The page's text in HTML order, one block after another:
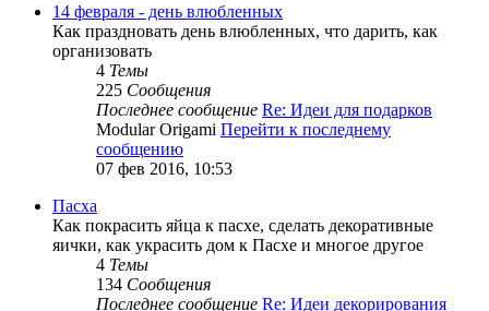
14 февраля - день влюбленных
Как праздновать день влюбленных, что дарить, как
организовать
4 Темы
225 Сообщения
Последнее сообщение Re: Идеи для подарков
Modular Origami Перейти к последнему
сообщению
07 фев 2016, 10:53
Пасха
Как покрасить яйца к пасхе, сделать декоративные
яички, как украсить дом к Пасхе и многое другое
4 Темы
134 Сообщения
Последнее сообщение Re: Идеи декорирования